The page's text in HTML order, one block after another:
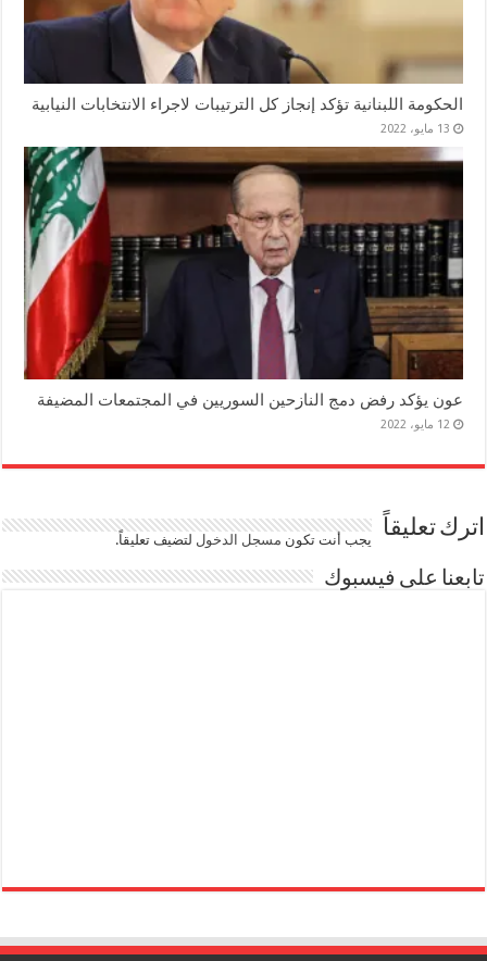
الحكومة اللبنانية تؤكد إنجاز كل الترتيبات لاجراء الانتخابات النيابية
13 مايو، 2022
عون يؤكد رفض دمج النازحين السوريين في المجتمعات المضيفة
12 مايو، 2022
اترك تعليقاً يجب أنت تكون مسجل الدخوللتضيف تعليقاً.
تابعنا على فيسبوك